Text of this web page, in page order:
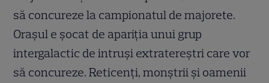
să concureze la campionatul de majorete.
Orașul e șocat de apariția unui grup
intergalactic de intruși extratereștri care vor
să concureze. Reticenți, monștrii și oamenii